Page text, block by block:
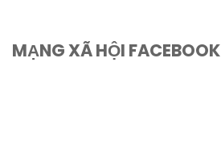
MẠNG XÃ HỘI FACEBOOK